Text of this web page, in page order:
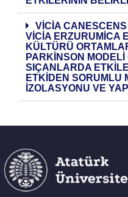
VICIA
VICIA ERZURUMICA
KÜLTÜRÜ
PARKINSON
SIÇANLARDA
ETKIDEN SORUMLU
IZOLASYONU VE